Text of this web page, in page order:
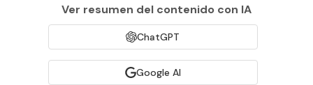
Ver resumen del contenido con IA
ChatGPT
Google AI